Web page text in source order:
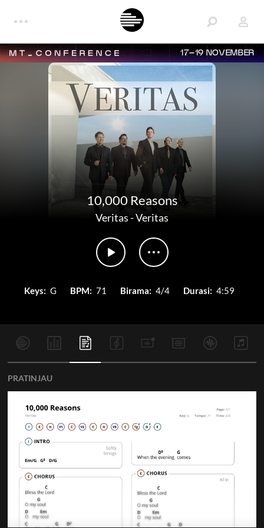
17–19 NOVEMBER
10,000 Reasons
Veritas-Veritas
Keys: G BPM: 71 Birama: 4/4 Durasi: 4:59
PRATINJAU